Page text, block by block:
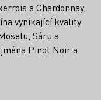
a Chardonnay,
vynikající kvality.
Sáru a
Pinot Noir a